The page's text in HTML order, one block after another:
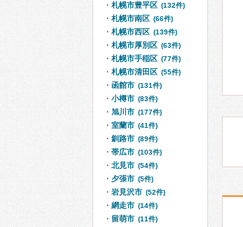
札幌市豊平区 (132件)
札幌市南区 (66件)
札幌市西区 (139件)
札幌市厚別区 (63件)
札幌市手稲区 (77件)
札幌市清田区 (55件)
函館市 (131件)
小樽市 (83件)
旭川市 (177件)
室蘭市 (41件)
釧路市 (89件)
帯広市 (103件)
北見市 (54件)
夕張市 (5件)
岩見沢市 (52件)
網走市 (14件)
留萌市 (11件)